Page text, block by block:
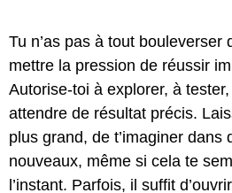
Tu n’as pas à tout bouleverser
mettre la pression de réussir
Autorise-toi à explorer, à
attendre de résultat précis.
plus grand, de t’imaginer dans
nouveaux, même si cela te
l’instant. Parfois, il suffit